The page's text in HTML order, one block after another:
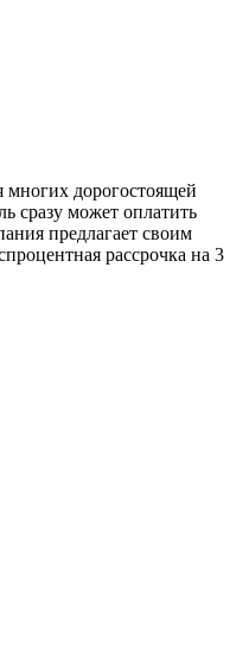
многих дорогостоящей
сразу может оплатить
предлагает своим
рассрочка на 3